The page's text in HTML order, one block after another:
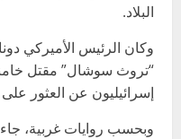
البلاد.
وكان الرئيس الأميركي
“تروث سوشال” مقتل
إسرائيليون عن العثور
وبحسب روايات غربية،